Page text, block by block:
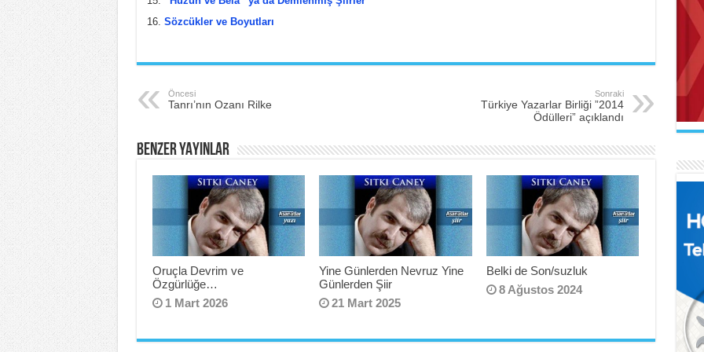
Sözcükler ve Boyutları
Öncesi
Tanrı’nın Ozanı Rilke
Sonraki
Türkiye Yazarlar Birliği ”2014
Ödülleri” açıklandı
BENZER YAYINLAR
Oruçla Devrim ve
Özgürlüğe…
1 Mart 2026
Yine Günlerden Nevruz Yine
Günlerden Şiir
21 Mart 2025
Belki de Son/suzluk
8 Ağustos 2024